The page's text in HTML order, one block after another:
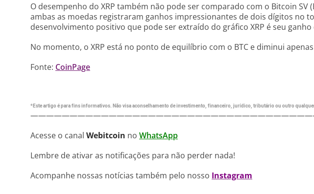
O desempenho do XRP também não pode ser comparado com o Bitcoin SV
ambas as moedas registraram ganhos impressionantes de dois dígitos no
desenvolvimento positivo que pode ser extraído do gráfico XRP é seu ganho
No momento, o XRP está no ponto de equilíbrio com o BTC e diminui apenas
Fonte: CoinPage
*Este artigo é para fins informativos. Não visa aconselhamento de investimento, financeiro, jurídico, tributário ou outro
Acesse o canal Webitcoin no WhatsApp
Lembre de ativar as notificações para não perder nada!
Acompanhe nossas notícias também pelo nosso Instagram